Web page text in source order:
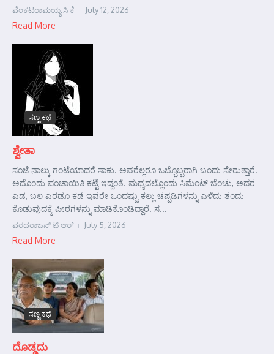
ವೆಂಕಟರಾಮಯ್ಯ ಸಿ ಕೆ July 12, 2026
Read More
ಸಣ್ಣ ಕಥೆ
ಶ್ವೇತಾ
ಸಂಜೆ ನಾಲ್ಕು ಗಂಟೆಯಾದರೆ ಸಾಕು. ಅವರೆಲ್ಲರೂ ಒಬ್ಬೊಬ್ಬರಾಗಿ ಬಂದು ಸೇರುತ್ತಾರೆ.
ಅದೊಂದು ಪಂಚಾಯಿತಿ ಕಟ್ಟೆ ಇದ್ದಂತೆ. ಮಧ್ಯದಲ್ಲೊಂದು ಸಿಮೆಂಟ್ ಬೆಂಚು, ಅದರ
ಎಡ, ಬಲ ಎರಡೂ ಕಡೆ ಇವರೇ ಒಂದಷ್ಟು ಕಲ್ಲು ಚಪ್ಪಡಿಗಳನ್ನು ಎಳೆದು ತಂದು
ಕೊಡುವುದಕ್ಕೆ ಪೀಠಗಳನ್ನು ಮಾಡಿಕೊಂಡಿದ್ದಾರೆ. ಸ...
ವರದರಾಜನ್ ಟಿ ಆರ್ July 5, 2026
Read More
ಸಣ್ಣ ಕಥೆ
ದೊಡ್ಡದು